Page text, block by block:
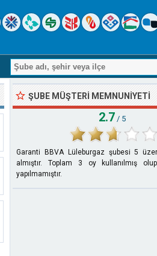
ŞUBE MÜŞTERI MEMNUNIYETI
2.7 / 5
Garanti BBVA Lüleburgaz şubesi 5
almıştır. Toplam 3 oy kullanılmış
yapılmamıştır.